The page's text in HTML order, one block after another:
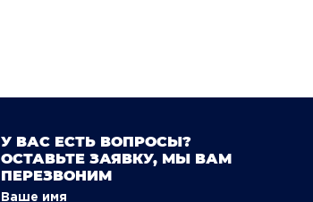
У ВАС ЕСТЬ ВОПРОСЫ?
ОСТАВЬТЕ ЗАЯВКУ, МЫ ВАМ
ПЕРЕЗВОНИМ
Ваше имя